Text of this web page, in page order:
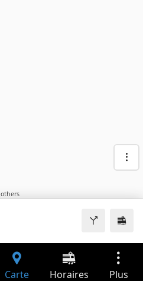
others
Carte Horaires Plus